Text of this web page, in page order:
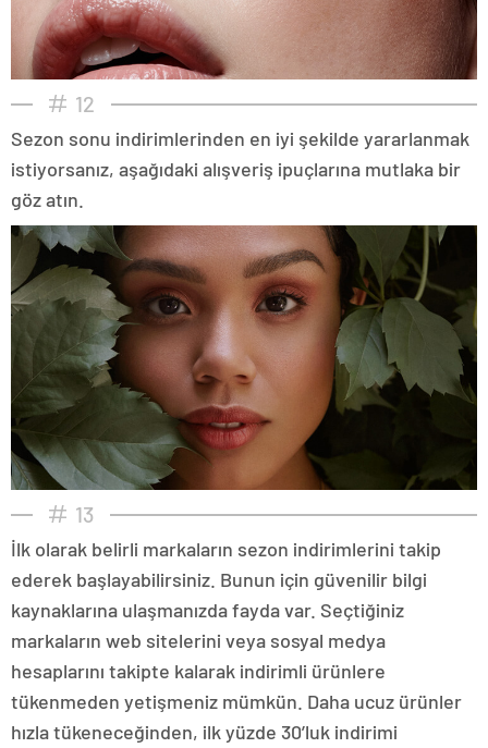
12
Sezon sonu indirimlerinden en iyi şekilde yararlanmak
istiyorsanız, aşağıdaki alışveriş ipuçlarına mutlaka bir
göz atın.
13
İlk olarak belirli markaların sezon indirimlerini takip
ederek başlayabilirsiniz. Bunun için güvenilir bilgi
kaynaklarına ulaşmanızda fayda var. Seçtiğiniz
markaların web sitelerini veya sosyal medya
hesaplarını takipte kalarak indirimli ürünlere
tükenmeden yetişmeniz mümkün. Daha ucuz ürünler
hızla tükeneceğinden, ilk yüzde 30’luk indirimi